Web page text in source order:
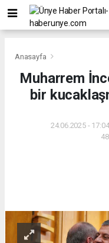
Anasayfa
Muharrem
bir
24.06.2025 -